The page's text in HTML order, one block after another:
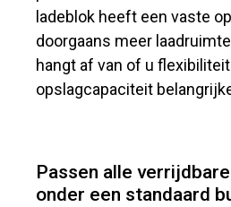
ladeblok heeft een vaste
doorgaans meer
hangt af van of u
opslagcapaciteit
Passen alle
onder een standaard